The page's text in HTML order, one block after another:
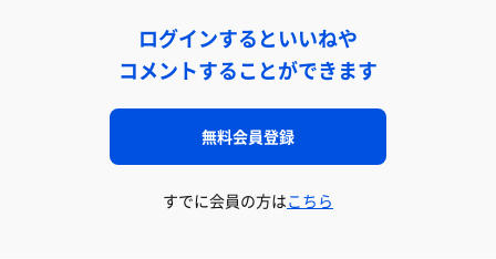
ログインするといいねや
コメントすることができます
無料会員登録
すでに会員の方はこちら